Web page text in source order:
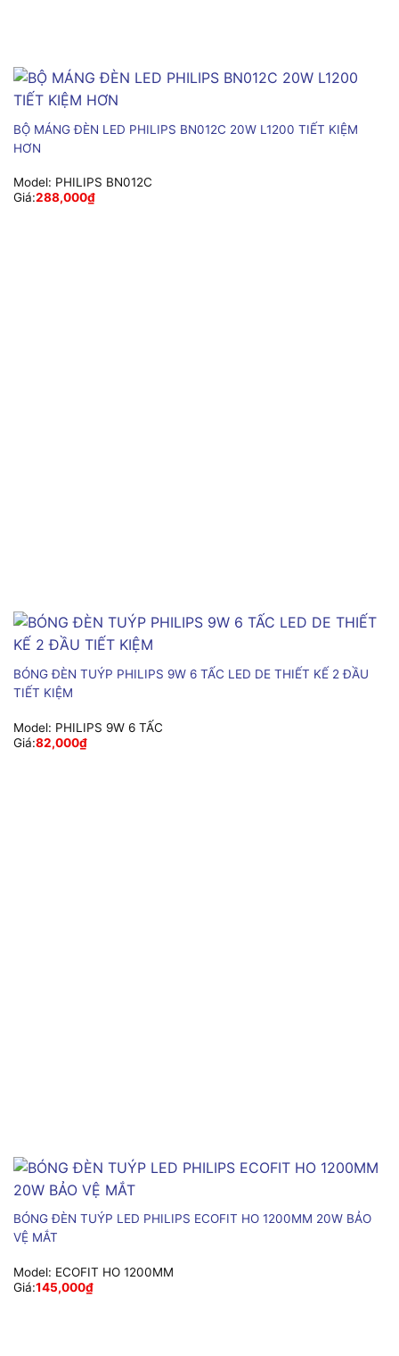
BỘ MÁNG ĐÈN LED PHILIPS BN012C 20W L1200 TIẾT KIỆM
HƠN
Model: PHILIPS BN012C
Giá:288,000₫
BÓNG ĐÈN TUÝP PHILIPS 9W 6 TẤC LED DE THIẾT KẾ 2 ĐẦU
TIẾT KIỆM
Model: PHILIPS 9W 6 TẤC
Giá:82,000₫
BÓNG ĐÈN TUÝP LED PHILIPS ECOFIT HO 1200MM 20W BẢO
VỆ MẮT
Model: ECOFIT HO 1200MM
Giá:145,000₫